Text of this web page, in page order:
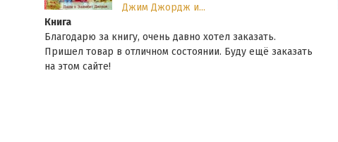
Джим Джордж и...
Книга
Благодарю за книгу, очень давно хотел заказать.
Пришел товар в отличном состоянии. Буду ещё заказать
на этом сайте!